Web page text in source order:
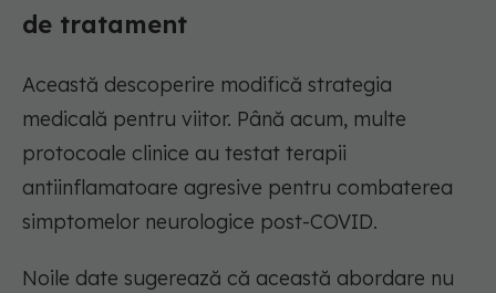
de tratament
Această descoperire modifică strategia
medicală pentru viitor. Până acum, multe
protocoale clinice au testat terapii
antiinflamatoare agresive pentru combaterea
simptomelor neurologice post-COVID.
Noile date sugerează că această abordare nu